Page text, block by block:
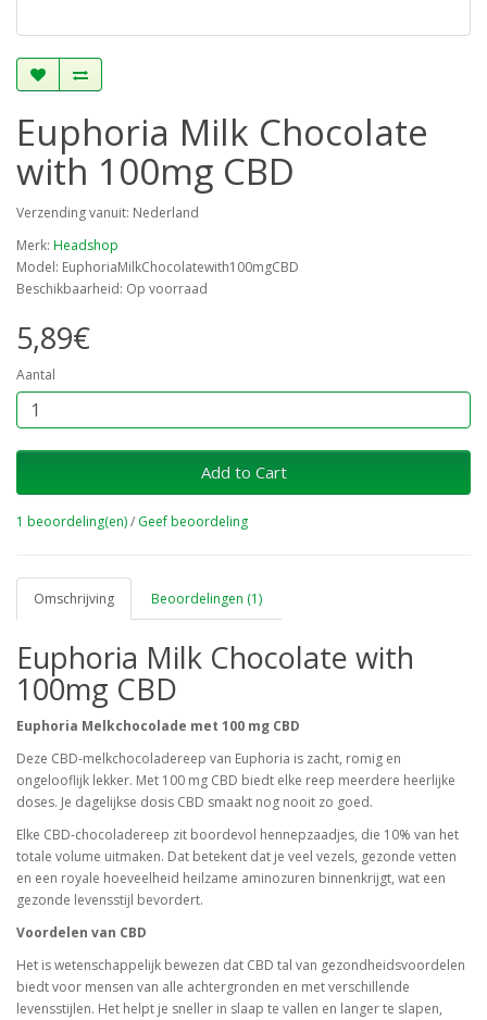
Euphoria Milk Chocolate
with 100mg CBD
Verzending vanuit: Nederland
Merk: Headshop
Model: EuphoriaMilkChocolatewith100mgCBD
Beschikbaarheid: Op voorraad
5,89€
Aantal
Add to Cart
1 beoordeling(en)/ Geef beoordeling
Omschrijving Beoordelingen (1)
Euphoria Milk Chocolate with
100mg CBD
Euphoria Melkchocolade met 100 mg CBD
Deze CBD-melkchocoladereep van Euphoria is zacht, romig en
ongelooflijk lekker. Met 100 mg CBD biedt elke reep meerdere heerlijke
doses. Je dagelijkse dosis CBD smaakt nog nooit zo goed.
Elke CBD-chocoladereep zit boordevol hennepzaadjes, die 10% van het
totale volume uitmaken. Dat betekent dat je veel vezels, gezonde vetten
en een royale hoeveelheid heilzame aminozuren binnenkrijgt, wat een
gezonde levensstijl bevordert.
Voordelen van CBD
Het is wetenschappelijk bewezen dat CBD tal van gezondheidsvoordelen
biedt voor mensen van alle achtergronden en met verschillende
levensstijlen. Het helpt je sneller in slaap te vallen en langer te slapen,